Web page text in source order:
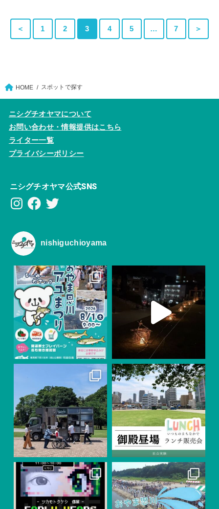
＜ 1 2 3 4 5 … 7 ＞
HOME スポットで探す
ニシグチオヤマについて
お問い合わせ・情報提供はこちら
ライター一覧
プライバシーポリシー
ニシグチオヤマ公式SNS
InstagramFacebook
Twitter
nishiguchioyama